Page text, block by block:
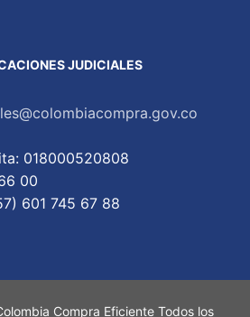
JUDICIALES
018000520808
00
601 745 67 88
Compra Eficiente Todos los